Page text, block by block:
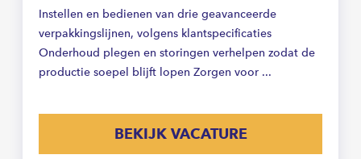
Instellen en bedienen van drie geavanceerde
verpakkingslijnen, volgens klantspecificaties
Onderhoud plegen en storingen verhelpen zodat de
productie soepel blijft lopen Zorgen voor ...
BEKIJK VACATURE